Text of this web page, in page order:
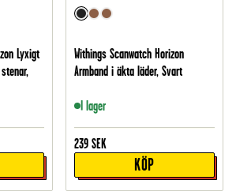
Lyxigt
Withings Scanwatch Horizon
Armband i äkta läder, Svart
I lager
239 SEK
KÖP